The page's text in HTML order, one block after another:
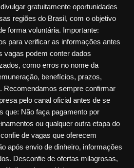
gratuitamente oportunidades
regiões do Brasil, com o objetivo
forma voluntária. Importante:
para verificar as informações antes
vagas podem conter dados
como erros no nome da
benefícios, prazos,
Recomendamos sempre confirmar
pelo canal oficial antes de se
que: Não faça pagamento por
ou qualquer outra etapa do
de vagas que oferecem
após envio de dinheiro, informações
Desconfie de ofertas milagrosas,